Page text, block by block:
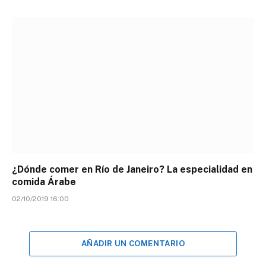
¿Dónde comer en Río de Janeiro? La especialidad en
comida Árabe
02/10/2019 16:00
AÑADIR UN COMENTARIO